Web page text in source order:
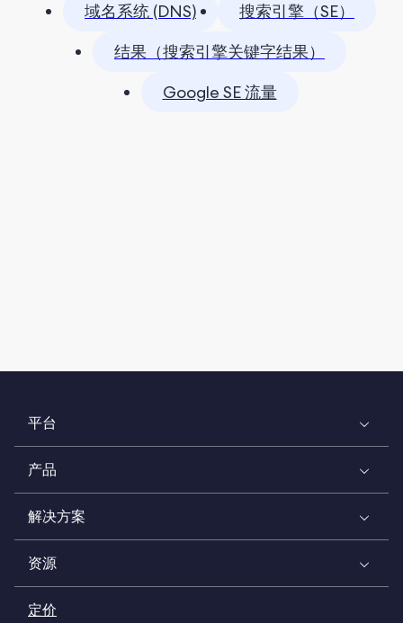
域名系统 (DNS)
搜索引擎（SE）
结果（搜索引擎关键字结果）
Google SE 流量
平台
产品
解决方案
资源
定价